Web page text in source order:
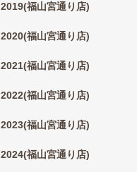
2019(福山宮通り店)
2020(福山宮通り店)
2021(福山宮通り店)
2022(福山宮通り店)
2023(福山宮通り店)
2024(福山宮通り店)